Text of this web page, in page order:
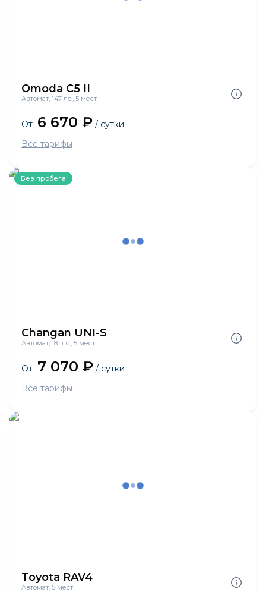
Omoda C5 II
Автомат, 147 лс., 5 мест
От 6 670 ₽ / сутки
Все тарифы
Без пробега
Changan UNI-S
Автомат, 181 лс., 5 мест
От 7 070 ₽ / сутки
Все тарифы
Toyota RAV4
Автомат, 5 мест